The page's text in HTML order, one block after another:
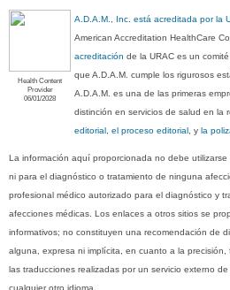
Health Content
Provider
06/01/2028
A.D.A.M., Inc. está acreditada por la
American Accreditation HealthCare
acreditación de la URAC es un
que A.D.A.M. cumple los rigurosos
A.D.A.M. es una de las primeras
distinción en servicios de salud en la
editorial, el proceso editorial , yla
La información aquí proporcionada no debe
ni para el diagnóstico o tratamiento de ninguna
profesional médico autorizado para el diagnóstico y
afecciones médicas. Los enlaces a otros sitios se
informativos; no constituyen una recomendación de
alguna, expresa ni implícita, en cuanto a la
las traducciones realizadas por un servicio externo
cualquier otro idioma.